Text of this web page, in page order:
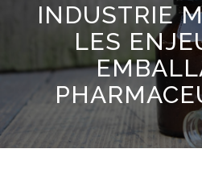
INDUSTRIE
LES